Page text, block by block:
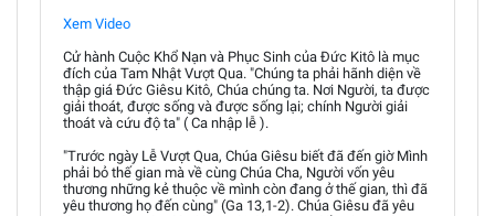
Xem Video
Cử hành Cuộc Khổ Nạn và Phục Sinh của Đức Kitô là mục
đích của Tam Nhật Vượt Qua. "Chúng ta phải hãnh diện về
thập giá Đức Giêsu Kitô, Chúa chúng ta. Nơi Người, ta được
giải thoát, được sống và được sống lại; chính Người giải
thoát và cứu độ ta" ( Ca nhập lễ ).
"Trước ngày Lễ Vượt Qua, Chúa Giêsu biết đã đến giờ Mình
phải bỏ thế gian mà về cùng Chúa Cha, Người vốn yêu
thương những kẻ thuộc về mình còn đang ở thế gian, thì đã
yêu thương họ đến cùng" (Ga 13,1-2). Chúa Giêsu đã yêu